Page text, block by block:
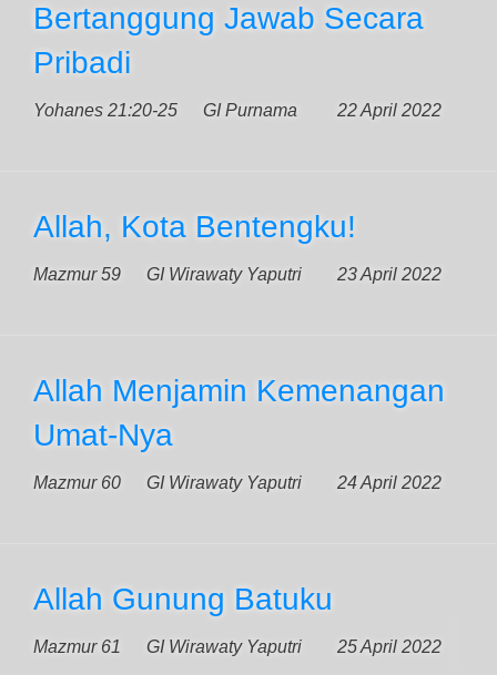
Bertanggung Jawab Secara
Pribadi
Yohanes 21:20-25 22 April 2022
GI Purnama
Allah, Kota Bentengku!
Mazmur 59 23 April 2022
GI Wirawaty Yaputri
Allah Menjamin Kemenangan
Umat-Nya
Mazmur 60 24 April 2022
GI Wirawaty Yaputri
Allah Gunung Batuku
Mazmur 61 25 April 2022
GI Wirawaty Yaputri